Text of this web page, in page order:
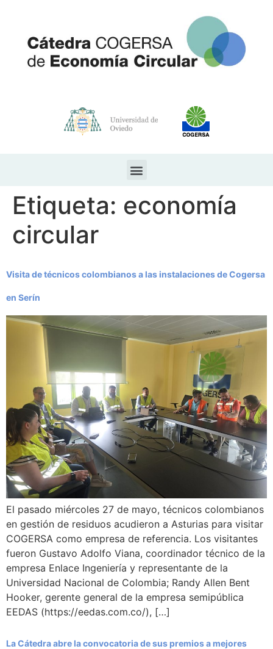
Etiqueta: economía
circular
Visita de técnicos colombianos a las instalaciones de Cogersa
en Serín
El pasado miércoles 27 de mayo, técnicos colombianos
en gestión de residuos acudieron a Asturias para visitar
COGERSA como empresa de referencia. Los visitantes
fueron Gustavo Adolfo Viana, coordinador técnico de la
empresa Enlace Ingeniería y representante de la
Universidad Nacional de Colombia; Randy Allen Bent
Hooker, gerente general de la empresa semipública
EEDAS (https://eedas.com.co/), […]
La Cátedra abre la convocatoria de sus premios a mejores